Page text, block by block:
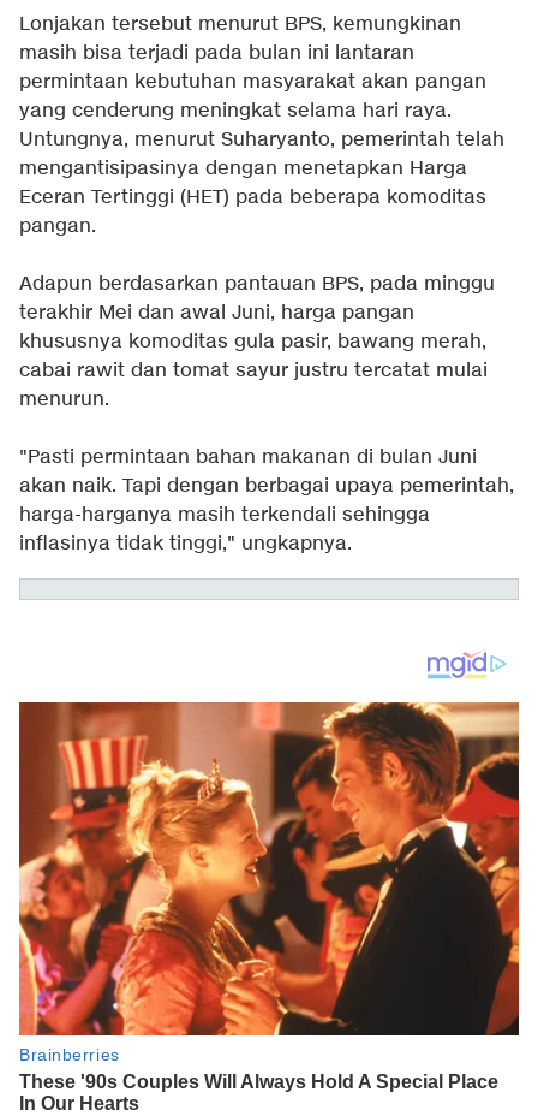
Lonjakan tersebut menurut BPS, kemungkinan
masih bisa terjadi pada bulan ini lantaran
permintaan kebutuhan masyarakat akan pangan
yang cenderung meningkat selama hari raya.
Untungnya, menurut Suharyanto, pemerintah telah
mengantisipasinya dengan menetapkan Harga
Eceran Tertinggi (HET) pada beberapa komoditas
pangan.
Adapun berdasarkan pantauan BPS, pada minggu
terakhir Mei dan awal Juni, harga pangan
khususnya komoditas gula pasir, bawang merah,
cabai rawit dan tomat sayur justru tercatat mulai
menurun.
"Pasti permintaan bahan makanan di bulan Juni
akan naik. Tapi dengan berbagai upaya pemerintah,
harga-harganya masih terkendali sehingga
inflasinya tidak tinggi," ungkapnya.